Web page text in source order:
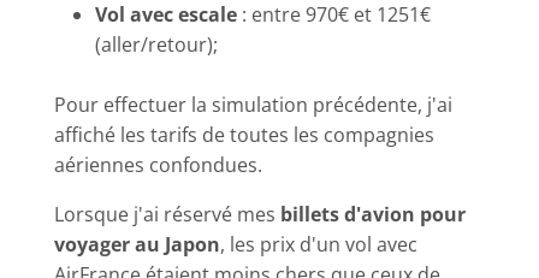
Vol avec escale: entre 970€ et 1251€
(aller/retour);
Pour effectuer la simulation précédente, j'ai
affiché les tarifs de toutes les compagnies
aériennes confondues.
Lorsque j'ai réservé mes billets d'avion pour
voyager au Japon, les prix d'un vol avec